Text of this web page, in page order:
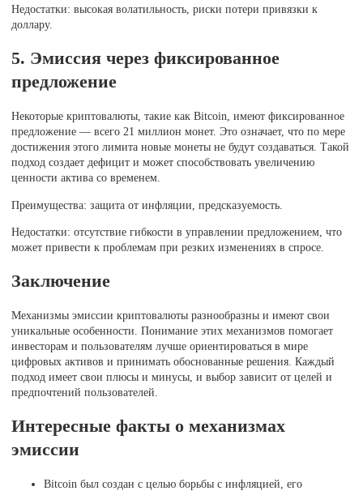
Недостатки: высокая волатильность, риски потери привязки к
доллару.
5. Эмиссия через фиксированное
предложение
Некоторые криптовалюты, такие как Bitcoin, имеют фиксированное
предложение — всего 21 миллион монет. Это означает, что по мере
достижения этого лимита новые монеты не будут создаваться. Такой
подход создает дефицит и может способствовать увеличению
ценности актива со временем.
Преимущества: защита от инфляции, предсказуемость.
Недостатки: отсутствие гибкости в управлении предложением, что
может привести к проблемам при резких изменениях в спросе.
Заключение
Механизмы эмиссии криптовалюты разнообразны и имеют свои
уникальные особенности. Понимание этих механизмов помогает
инвесторам и пользователям лучше ориентироваться в мире
цифровых активов и принимать обоснованные решения. Каждый
подход имеет свои плюсы и минусы, и выбор зависит от целей и
предпочтений пользователей.
Интересные факты о механизмах
эмиссии
Bitcoin был создан с целью борьбы с инфляцией, его